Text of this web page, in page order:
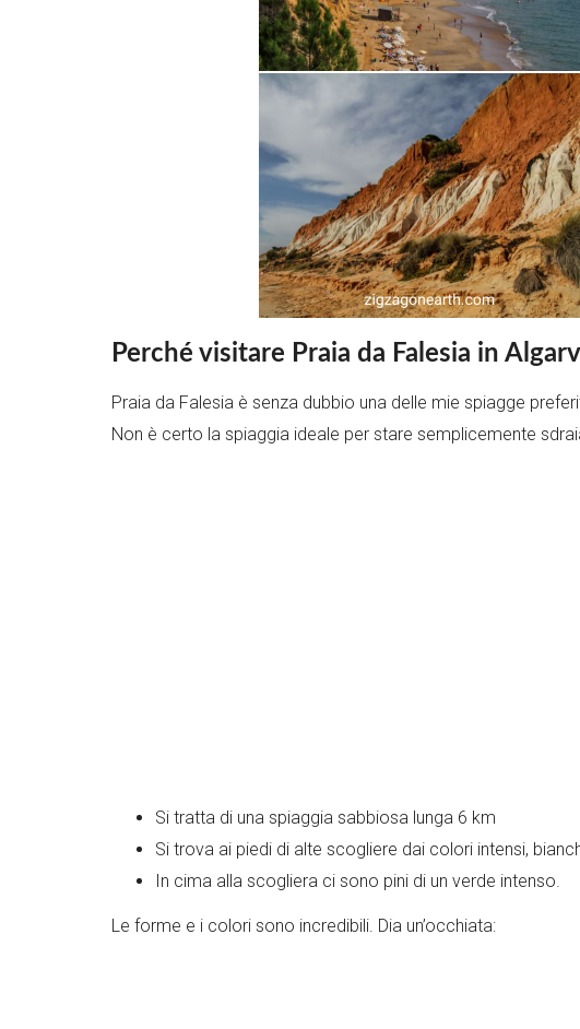
Perché visitare Praia da Falesia in
Praia da Falesia è senza dubbio una delle mie spiagge
Non è certo la spiaggia ideale per stare semplicemente
Si tratta di una spiaggia sabbiosa lunga 6 km
Si trova ai piedi di alte scogliere dai colori intensi,
In cima alla scogliera ci sono pini di un verde intenso.
Le forme e i colori sono incredibili. Dia un’occhiata: